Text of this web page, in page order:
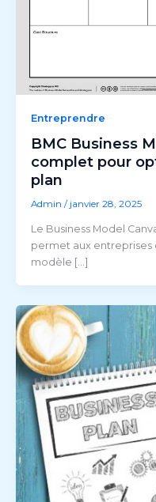
Entreprendre
BMC Business
complet pour
plan
Admin / janvier 28, 2025
Le Business Model
permet aux entreprises
modèle […]